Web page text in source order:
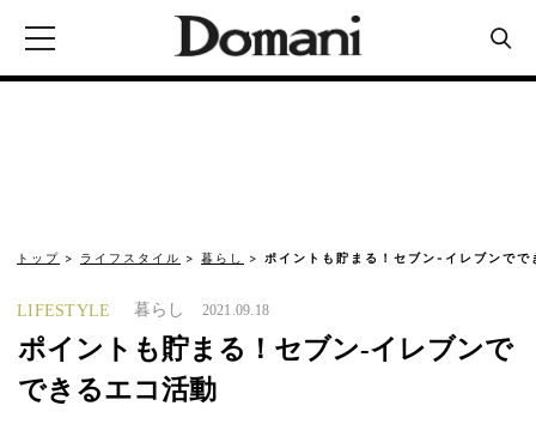
トップ ライフスタイル 暮らし ポイントも貯まる！セブン-イレブンでで
LIFESTYLE 暮らし 2021.09.18
ポイントも貯まる！セブン-イレブンで
できるエコ活動